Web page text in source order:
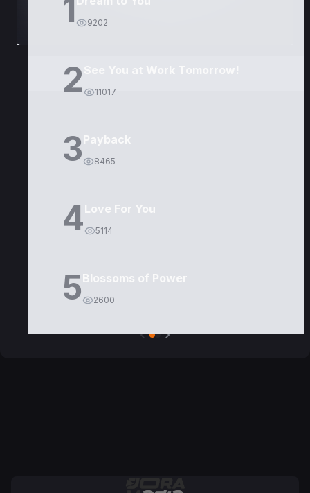
1 9202
2 11017
3Payback
8465
4Love For You
5114
5Blossoms of Power
2600